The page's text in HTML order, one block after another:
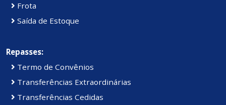
Frota
Saída de Estoque
Repasses:
Termo de Convênios
Transferências Extraordinárias
Transferências Cedidas